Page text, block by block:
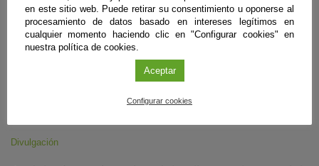
Divulgación
en este sitio web. Puede retirar su consentimiento u oponerse al
procesamiento de datos basado en intereses legítimos en
cualquier momento haciendo clic en "Configurar cookies" en
nuestra política de cookies.
Aceptar
Configurar cookies